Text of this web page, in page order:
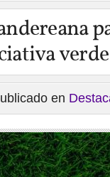
verde
en